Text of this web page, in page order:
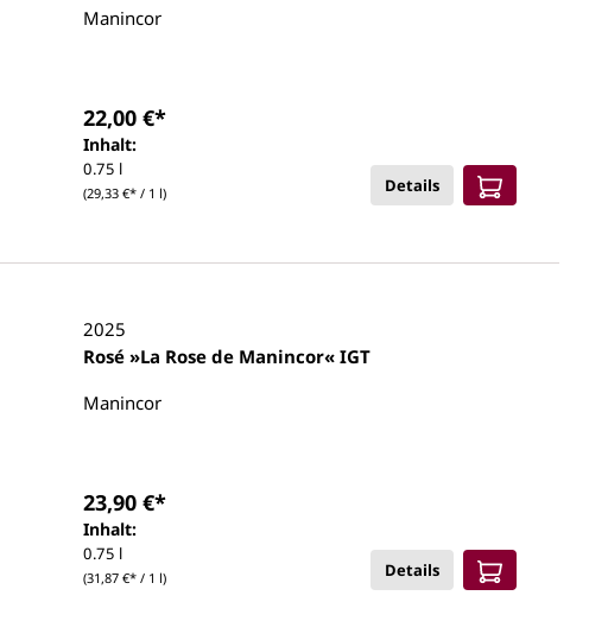
Manincor
Inhalt:
0.75 l
(29,33 €* / 1 l)
22,00 €*
Details
2025
Rosé »La Rose de Manincor« IGT
Manincor
Inhalt:
0.75 l
(31,87 €* / 1 l)
23,90 €*
Details